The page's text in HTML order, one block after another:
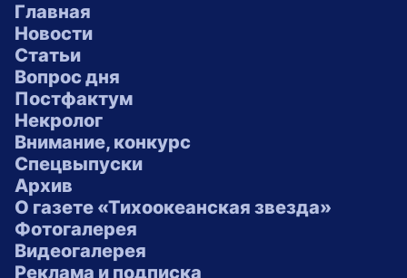
Главная
Новости
Статьи
Вопрос дня
Постфактум
Некролог
Внимание, конкурс
Спецвыпуски
Архив
О газете «Тихоокеанская звезда»
Фотогалерея
Видеогалерея
Реклама и подписка